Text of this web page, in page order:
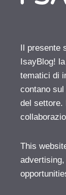
Il
IsayBlog!
tematici di
contano
del settore.
This